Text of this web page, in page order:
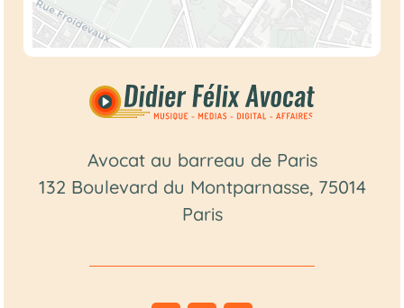
Avocat au barreau de Paris
132 Boulevard du Montparnasse, 75014
Paris